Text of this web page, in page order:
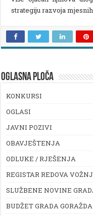
strategiju razvoja
OGLASNA PLOČA
KONKURSI
OGLASI
JAVNI POZIVI
OBAVJEŠTENJA
ODLUKE / RJEŠENJA
REGISTAR REDOVA
SLUŽBENE NOVINE
BUDŽET GRADA GORAŽDA